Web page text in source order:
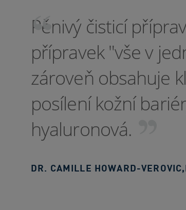
Pěnivý čisticí
přípravek "vše v
zároveň obsahuje
posílení kožní
hyaluronová.
DR. CAMILLE HOWARD-VEROVIC,